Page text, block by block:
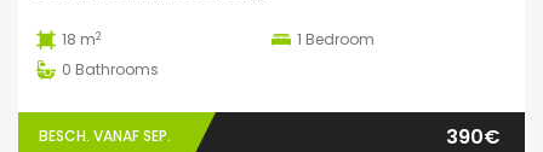
18 m2 1 Bedroom
0 Bathrooms
BESCH. VANAF SEP. 390€